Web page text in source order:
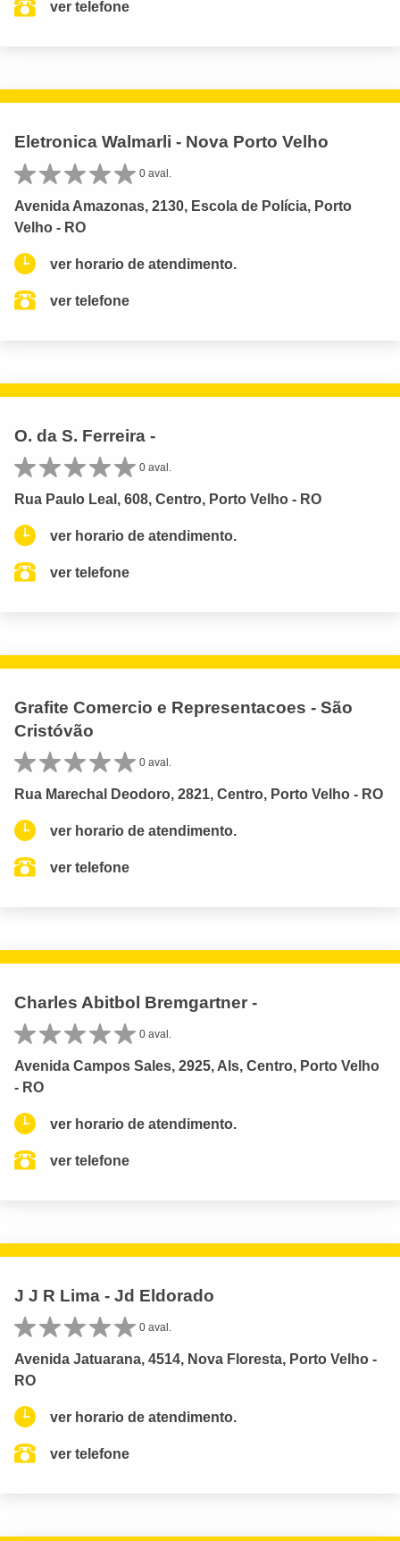
ver telefone
Eletronica Walmarli - Nova Porto Velho
0 aval.
Avenida Amazonas, 2130, Escola de Polícia, Porto
Velho - RO
ver horario de atendimento.
ver telefone
O. da S. Ferreira -
0 aval.
Rua Paulo Leal, 608, Centro, Porto Velho - RO
ver horario de atendimento.
ver telefone
Grafite Comercio e Representacoes - São
Cristóvão
0 aval.
Rua Marechal Deodoro, 2821, Centro, Porto Velho - RO
ver horario de atendimento.
ver telefone
Charles Abitbol Bremgartner -
0 aval.
Avenida Campos Sales, 2925, Als, Centro, Porto Velho
- RO
ver horario de atendimento.
ver telefone
J J R Lima - Jd Eldorado
0 aval.
Avenida Jatuarana, 4514, Nova Floresta, Porto Velho -
RO
ver horario de atendimento.
ver telefone